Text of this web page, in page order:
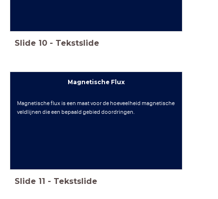
Slide 10 - Tekstslide
Magnetische Flux
Magnetische flux is een maat voor de hoeveelheid magnetische
veldlijnen die een bepaald gebied doordringen.
Slide 11 - Tekstslide